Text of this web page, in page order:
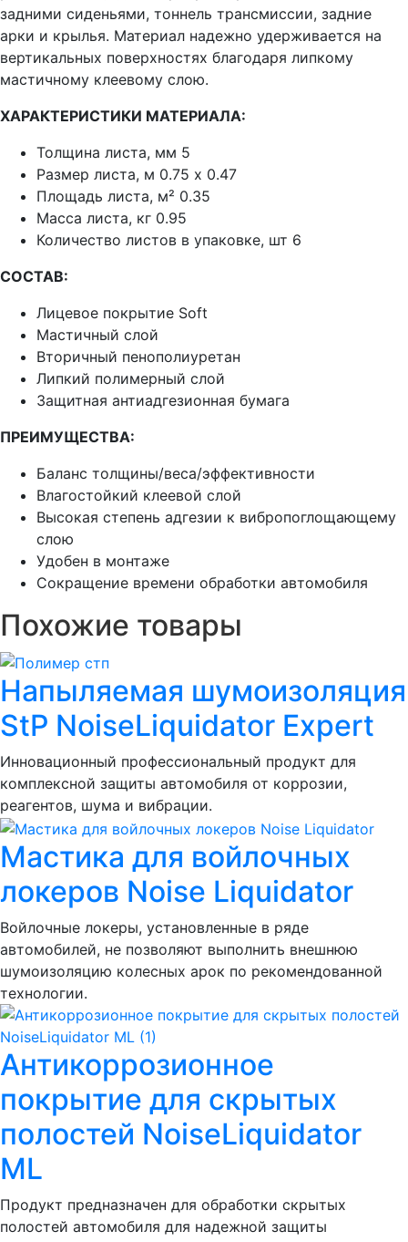
задними сиденьями, тоннель трансмиссии, задние
арки и крылья. Материал надежно удерживается на
вертикальных поверхностях благодаря липкому
мастичному клеевому слою.
ХАРАКТЕРИСТИКИ МАТЕРИАЛА:
Толщина листа, мм 5
Размер листа, м 0.75 х 0.47
Площадь листа, м² 0.35
Масса листа, кг 0.95
Количество листов в упаковке, шт 6
СОСТАВ:
Лицевое покрытие Soft
Мастичный слой
Вторичный пенополиуретан
Липкий полимерный слой
Защитная антиадгезионная бумага
ПРЕИМУЩЕСТВА:
Баланс толщины/веса/эффективности
Влагостойкий клеевой слой
Высокая степень адгезии к вибропоглощающему
слою
Удобен в монтаже
Сокращение времени обработки автомобиля
Похожие товары
Напыляемая шумоизоляция
StP NoiseLiquidator Expert
Инновационный профессиональный продукт для
комплексной защиты автомобиля от коррозии,
реагентов, шума и вибрации.
Мастика для войлочных
локеров Noise Liquidator
Войлочные локеры, установленные в ряде
автомобилей, не позволяют выполнить внешнюю
шумоизоляцию колесных арок по рекомендованной
технологии.
Антикоррозионное
покрытие для скрытых
полостей NoiseLiquidator
ML
Продукт предназначен для обработки скрытых
полостей автомобиля для надежной защиты